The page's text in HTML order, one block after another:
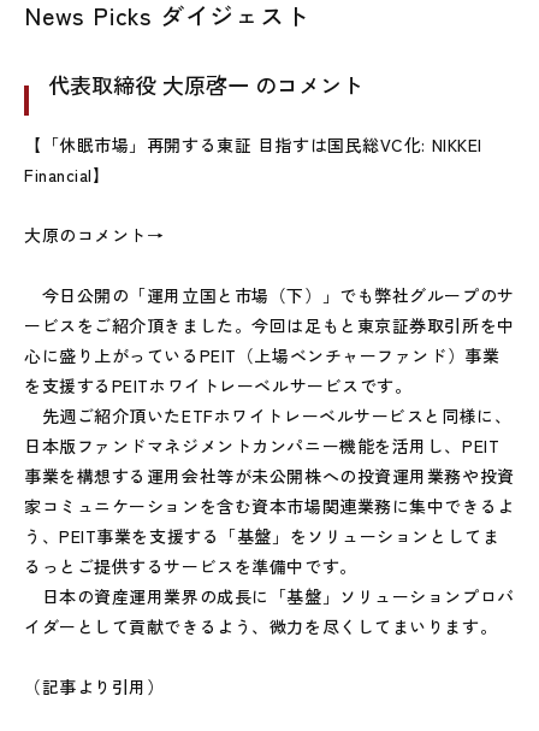
News Picks ダイジェスト
代表取締役 大原啓一 のコメント
【「休眠市場」再開する東証 目指すは国民総VC化: NIKKEI
Financial】
大原のコメント→
今日公開の「運用立国と市場（下）」でも弊社グループのサ
ービスをご紹介頂きました。今回は足もと東京証券取引所を中
心に盛り上がっているPEIT（上場ベンチャーファンド）事業
を支援するPEITホワイトレーベルサービスです。
先週ご紹介頂いたETFホワイトレーベルサービスと同様に、
日本版ファンドマネジメントカンパニー機能を活用し、PEIT
事業を構想する運用会社等が未公開株への投資運用業務や投資
家コミュニケーションを含む資本市場関連業務に集中できるよ
う、PEIT事業を支援する「基盤」をソリューションとしてま
るっとご提供するサービスを準備中です。
日本の資産運用業界の成長に「基盤」ソリューションプロバ
イダーとして貢献できるよう、微力を尽くしてまいります。
（記事より引用）